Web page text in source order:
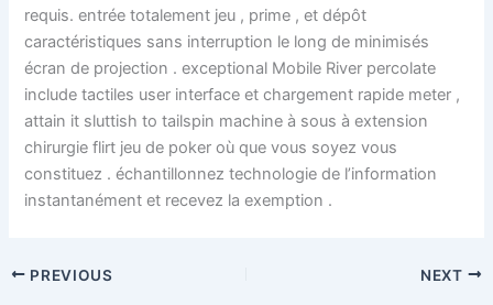
requis. entrée totalement jeu , prime , et dépôt
caractéristiques sans interruption le long de minimisés
écran de projection . exceptional Mobile River percolate
include tactiles user interface et chargement rapide meter ,
attain it sluttish to tailspin machine à sous à extension
chirurgie flirt jeu de poker où que vous soyez vous
constituez . échantillonnez technologie de l’information
instantanément et recevez la exemption .
PREVIOUS NEXT